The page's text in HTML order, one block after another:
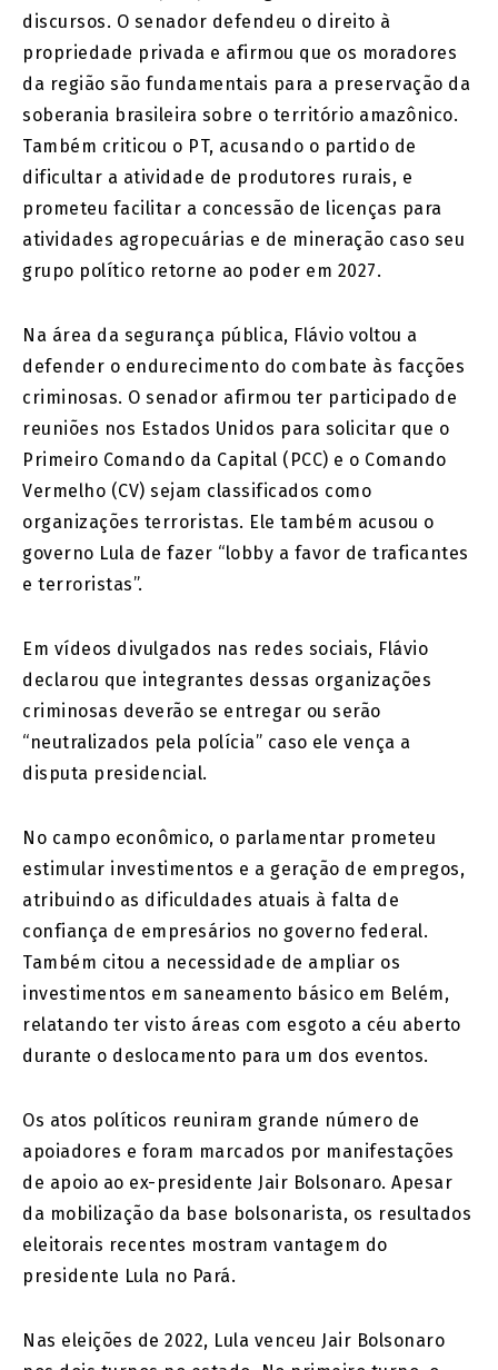
discursos. O senador defendeu o direito à
propriedade privada e afirmou que os moradores
da região são fundamentais para a preservação da
soberania brasileira sobre o território amazônico.
Também criticou o PT, acusando o partido de
dificultar a atividade de produtores rurais, e
prometeu facilitar a concessão de licenças para
atividades agropecuárias e de mineração caso seu
grupo político retorne ao poder em 2027.
Na área da segurança pública, Flávio voltou a
defender o endurecimento do combate às facções
criminosas. O senador afirmou ter participado de
reuniões nos Estados Unidos para solicitar que o
Primeiro Comando da Capital (PCC) e o Comando
Vermelho (CV) sejam classificados como
organizações terroristas. Ele também acusou o
governo Lula de fazer “lobby a favor de traficantes
e terroristas”.
Em vídeos divulgados nas redes sociais, Flávio
declarou que integrantes dessas organizações
criminosas deverão se entregar ou serão
“neutralizados pela polícia” caso ele vença a
disputa presidencial.
No campo econômico, o parlamentar prometeu
estimular investimentos e a geração de empregos,
atribuindo as dificuldades atuais à falta de
confiança de empresários no governo federal.
Também citou a necessidade de ampliar os
investimentos em saneamento básico em Belém,
relatando ter visto áreas com esgoto a céu aberto
durante o deslocamento para um dos eventos.
Os atos políticos reuniram grande número de
apoiadores e foram marcados por manifestações
de apoio ao ex-presidente Jair Bolsonaro. Apesar
da mobilização da base bolsonarista, os resultados
eleitorais recentes mostram vantagem do
presidente Lula no Pará.
Nas eleições de 2022, Lula venceu Jair Bolsonaro